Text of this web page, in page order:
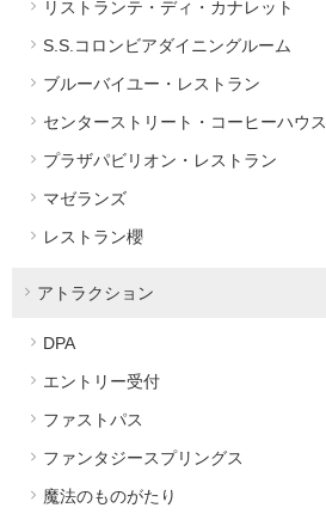
リストランテ・ディ・カナレット
S.S.コロンビアダイニングルーム
ブルーバイユー・レストラン
センターストリート・コーヒーハウス
プラザパビリオン・レストラン
マゼランズ
レストラン櫻
アトラクション
DPA
エントリー受付
ファストパス
ファンタジースプリングス
魔法のものがたり